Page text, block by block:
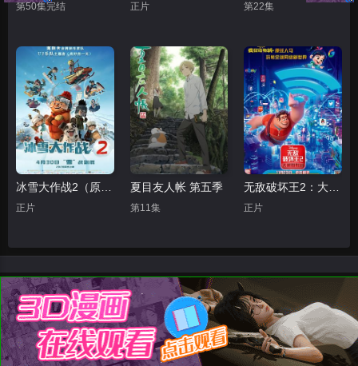
第50集完结 正片 第22集
正片
夏目友人帐 第五季
第11集 正片